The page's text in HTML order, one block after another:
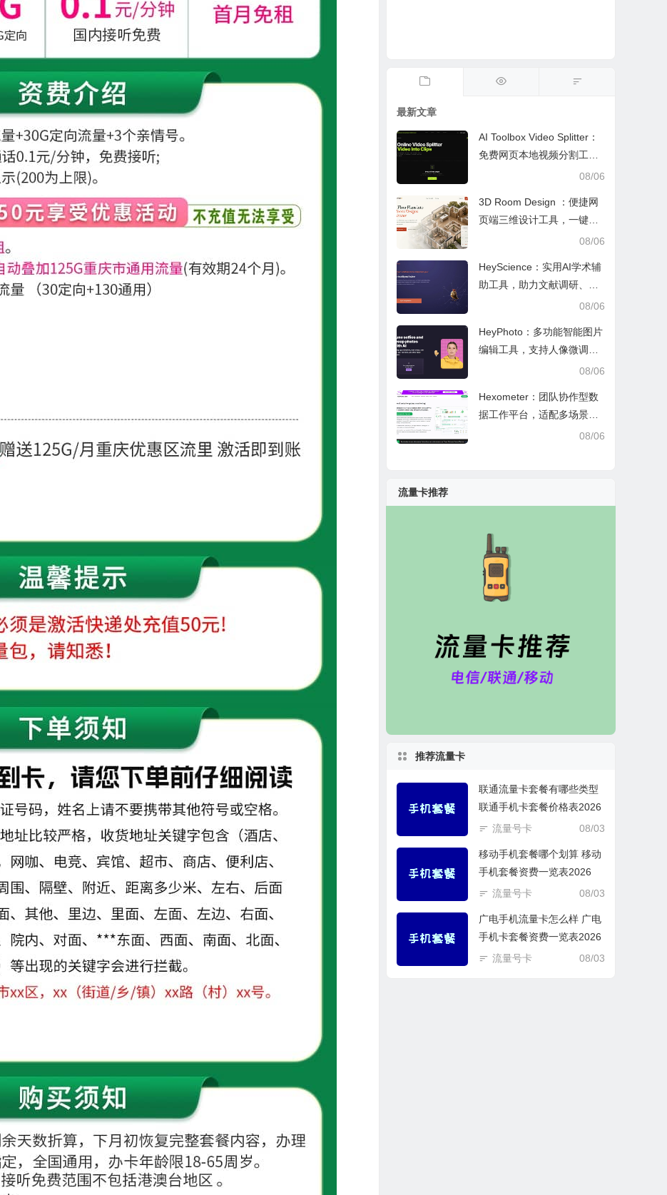
最新文章
AI Toolbox Video Splitter：
免费网页本地视频分割工
具，多模式裁切高清视频且
08/06
3D Room Design ：便捷网
页端三维设计工具，一键户
型建模、实时改色布景助力
08/06
HeyScience：实用AI学术辅
助工具，助力文献调研、论
文审阅与日常学业研究工作
08/06
HeyPhoto：多功能智能图片
编辑工具，支持人像微调、
艺术创作与日常隐私防护08/06
Hexometer：团队协作型数
据工作平台，适配多场景数
据分析、高效办公与企业安
08/06
流量卡推荐
推荐流量卡
联通流量卡套餐有哪些类型
联通手机卡套餐价格表2026
08/03
流量号卡
移动手机套餐哪个划算 移动
手机套餐资费一览表2026
08/03
流量号卡
广电手机流量卡怎么样 广电
手机卡套餐资费一览表2026
08/03
流量号卡